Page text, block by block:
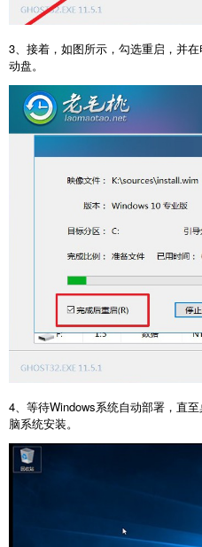
3、接着，如图所示，勾选重启，并
动盘。
4、等待Windows系统自动部署，直
脑系统安装。